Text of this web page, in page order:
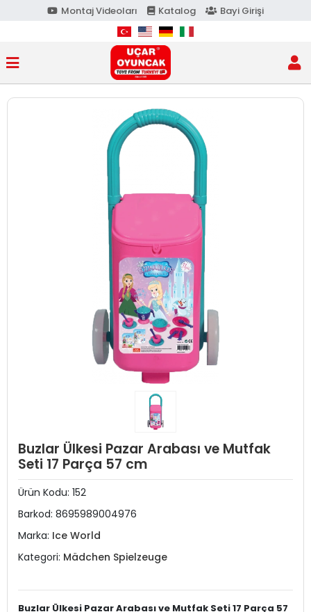
Montaj Videoları Katalog Bayi Girişi
Buzlar Ülkesi Pazar Arabası ve Mutfak
Seti 17 Parça 57 cm
Ürün Kodu: 152
Barkod: 8695989004976
Marka: Ice World
Kategori: Mädchen Spielzeuge
Buzlar Ülkesi Pazar Arabası ve Mutfak Seti 17 Parça 57